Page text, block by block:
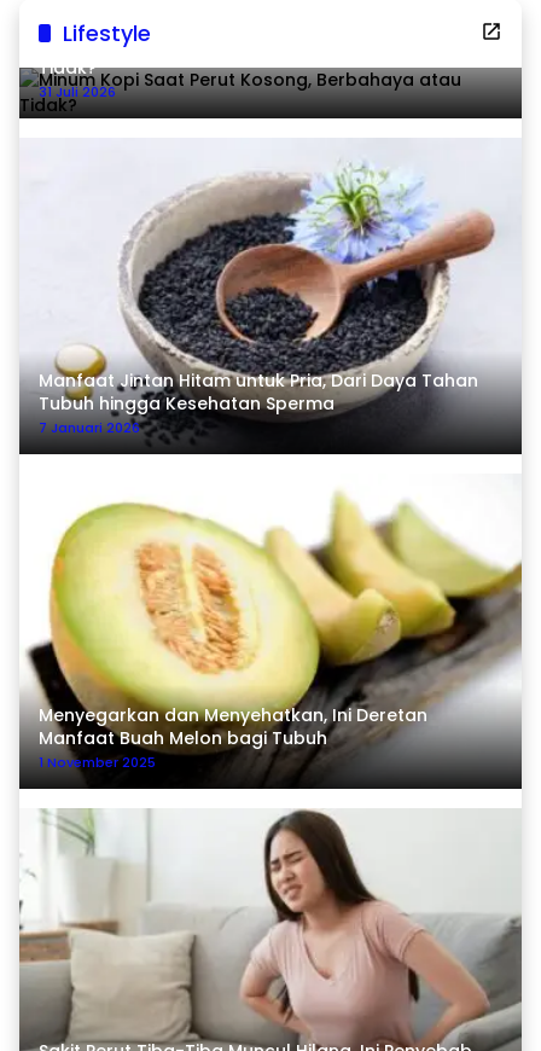
Lifestyle
Minum Kopi Saat Perut Kosong, Berbahaya atau
Tidak?
31 Juli 2026
Manfaat Jintan Hitam untuk Pria, Dari Daya Tahan
Tubuh hingga Kesehatan Sperma
7 Januari 2026
Menyegarkan dan Menyehatkan, Ini Deretan
Manfaat Buah Melon bagi Tubuh
1 November 2025